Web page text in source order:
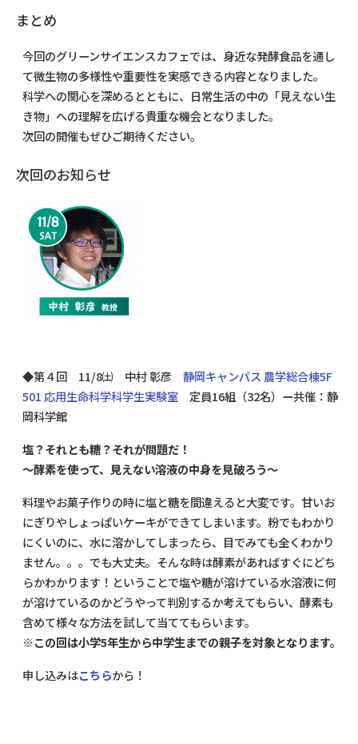
まとめ
今回のグリーンサイエンスカフェでは、身近な発酵食品を通し
て微生物の多様性や重要性を実感できる内容となりました。
科学への関心を深めるとともに、日常生活の中の「見えない生
き物」への理解を広げる貴重な機会となりました。
次回の開催もぜひご期待ください。
次回のお知らせ
◆第４回 11/8㈯ 中村 彰彦 静岡キャンパス 農学総合棟5F
501 応用生命科学科学生実験室 定員16組（32名）ー共催：静
岡科学館
塩？それとも糖？それが問題だ！
～酵素を使って、見えない溶液の中身を見破ろう～
料理やお菓子作りの時に塩と糖を間違えると大変です。甘いお
にぎりやしょっぱいケーキができてしまいます。粉でもわかり
にくいのに、水に溶かしてしまったら、目でみても全くわかり
ません。。。でも大丈夫。そんな時は酵素があればすぐにどち
らかわかります！ということで塩や糖が溶けている水溶液に何
が溶けているのかどうやって判別するか考えてもらい、酵素も
含めて様々な方法を試して当ててもらいます。
※この回は小学5年生から中学生までの親子を対象となります。
申し込みはこちらから！